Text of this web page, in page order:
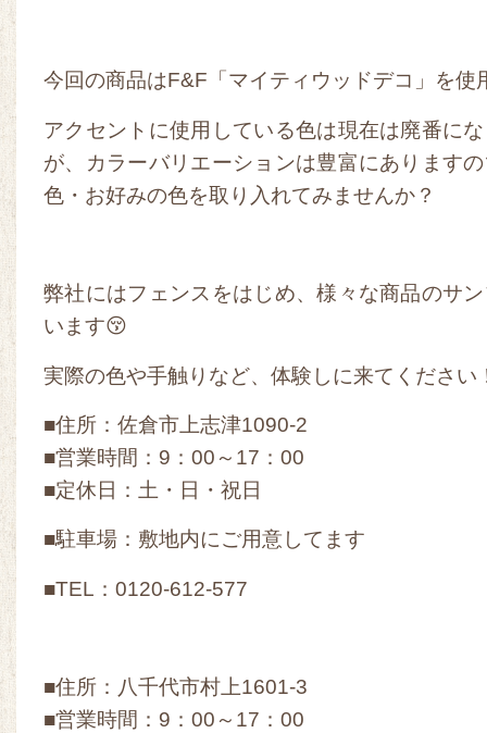
今回の商品はF&F「マイティウッドデコ」を使
アクセントに使用している色は現在は廃番に
が、カラーバリエーションは豊富にあります
色・お好みの色を取り入れてみませんか？
弊社にはフェンスをはじめ、様々な商品のサ
います😚
実際の色や手触りなど、体験しに来てください
■住所：佐倉市上志津1090-2
■営業時間：9：00～17：00
■定休日：土・日・祝日
■駐車場：敷地内にご用意してます
■TEL：0120-612-577
■住所：八千代市村上1601-3
■営業時間：9：00～17：00